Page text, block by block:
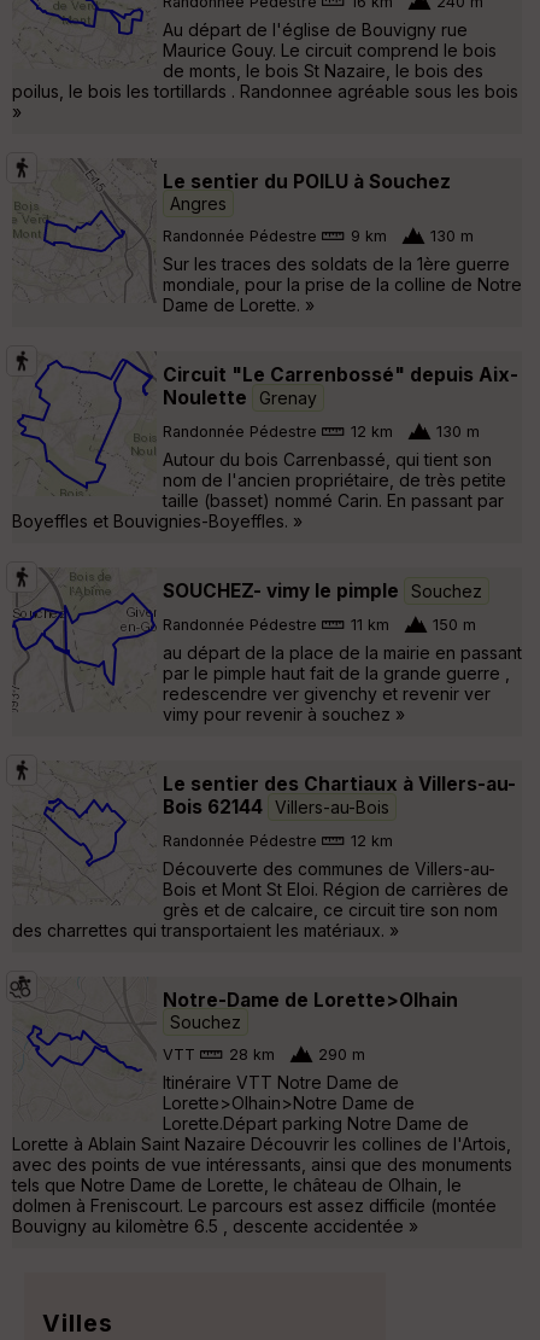
Au départ de l'église de Bouvigny rue
Maurice Gouy. Le circuit comprend le bois
de monts, le bois St Nazaire, le bois des
poilus, le bois les tortillards . Randonnee agréable sous les bois
»
Le sentier du POILU à Souchez
Angres
Randonnée Pédestre 9 km 130 m
Sur les traces des soldats de la 1ère guerre
mondiale, pour la prise de la colline de Notre
Dame de Lorette. »
Circuit "Le Carrenbossé" depuis Aix-
Noulette
Grenay
Randonnée Pédestre 12 km 130 m
Autour du bois Carrenbassé, qui tient son
nom de l'ancien propriétaire, de très petite
taille (basset) nommé Carin. En passant par
Boyeffles et Bouvignies-Boyeffles. »
SOUCHEZ- vimy le pimple Souchez
Randonnée Pédestre 11 km 150 m
au départ de la place de la mairie en passant
par le pimple haut fait de la grande guerre ,
redescendre ver givenchy et revenir ver
vimy pour revenir à souchez »
Le sentier des Chartiaux à Villers-au-
Bois 62144 Villers-au-Bois
Randonnée Pédestre 12 km
Découverte des communes de Villers-au-
Bois et Mont St Eloi. Région de carrières de
grès et de calcaire, ce circuit tire son nom
des charrettes qui transportaient les matériaux. »
Notre-Dame de Lorette>Olhain
Souchez
VTT 28 km 290 m
Itinéraire VTT Notre Dame de
Lorette>Olhain>Notre Dame de
Lorette.Départ parking Notre Dame de
Lorette à Ablain Saint Nazaire Découvrir les collines de l'Artois,
avec des points de vue intéressants, ainsi que des monuments
tels que Notre Dame de Lorette, le château de Olhain, le
dolmen à Freniscourt. Le parcours est assez difficile (montée
Bouvigny au kilomètre 6.5 , descente accidentée »
Villes